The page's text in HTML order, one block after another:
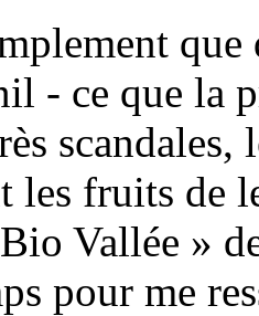
- ce que la
les fruits de
Vallée »
pour me